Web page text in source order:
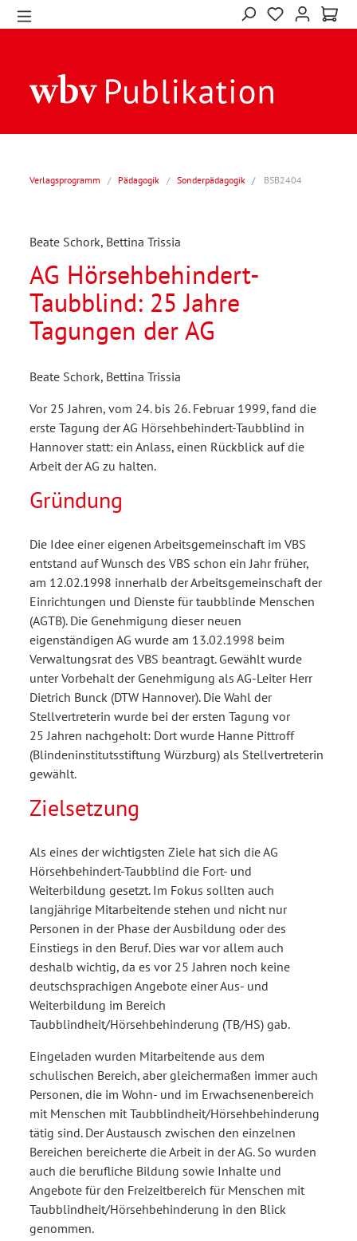
Verlagsprogramm / Pädagogik / Sonderpädagogik BSB2404
Beate Schork, Bettina Trissia
AG Hörsehbehindert-
Taubblind: 25 Jahre
Tagungen der AG
Beate Schork, Bettina Trissia
Vor 25 Jahren, vom 24. bis 26. Februar 1999, fand die
erste Tagung der AG Hörsehbehindert-Taubblind in
Hannover statt: ein Anlass, einen Rückblick auf die
Arbeit der AG zu halten.
Gründung
Die Idee einer eigenen Arbeitsgemeinschaft im VBS
entstand auf Wunsch des VBS schon ein Jahr früher,
am 12.02.1998 innerhalb der Arbeitsgemeinschaft der
Einrichtungen und Dienste für taubblinde Menschen
(AGTB). Die Genehmigung dieser neuen
eigenständigen AG wurde am 13.02.1998 beim
Verwaltungsrat des VBS beantragt. Gewählt wurde
unter Vorbehalt der Genehmigung als AG-Leiter Herr
Dietrich Bunck (DTW Hannover). Die Wahl der
Stellvertreterin wurde bei der ersten Tagung vor
25 Jahren nachgeholt: Dort wurde Hanne Pittroff
(Blindeninstitutsstiftung Würzburg) als Stellvertreterin
gewählt.
Zielsetzung
Als eines der wichtigsten Ziele hat sich die AG
Hörsehbehindert-Taubblind die Fort- und
Weiterbildung gesetzt. Im Fokus sollten auch
langjährige Mitarbeitende stehen und nicht nur
Personen in der Phase der Ausbildung oder des
Einstiegs in den Beruf. Dies war vor allem auch
deshalb wichtig, da es vor 25 Jahren noch keine
deutschsprachigen Angebote einer Aus- und
Weiterbildung im Bereich
Taubblindheit/Hörsehbehinderung (TB/HS) gab.
Eingeladen wurden Mitarbeitende aus dem
schulischen Bereich, aber gleichermaßen immer auch
Personen, die im Wohn- und im Erwachsenenbereich
mit Menschen mit Taubblindheit/Hörsehbehinderung
tätig sind. Der Austausch zwischen den einzelnen
Bereichen bereicherte die Arbeit in der AG. So wurden
auch die berufliche Bildung sowie Inhalte und
Angebote für den Freizeitbereich für Menschen mit
Taubblindheit/Hörsehbehinderung in den Blick
genommen.